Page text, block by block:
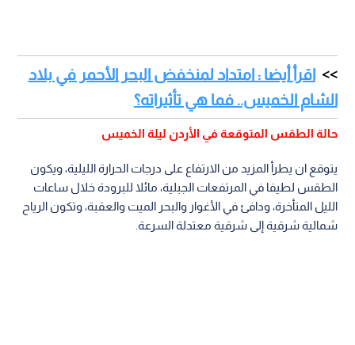
اقرأ أيضا : امتداد لمنخفض البحر الأحمر في بلاد
الشام الخميس.. فما هي تأثيراته؟
حالة الطقس المتوقعة في الأردن ليلة الخميس
يتوقع ان يطرأ المزيد من الارتفاع على درجات الحرارة الليلية، ويكون
الطقس لطيفا في المرتفعات الجبلية، مائلا للبرودة خلال ساعات
الليل المتأخرة، ودافئ في الأغوار والبحر الميت والعقبة، وتكون الرياح
شمالية شرقية إلى شرقية معتدلة السرعة.